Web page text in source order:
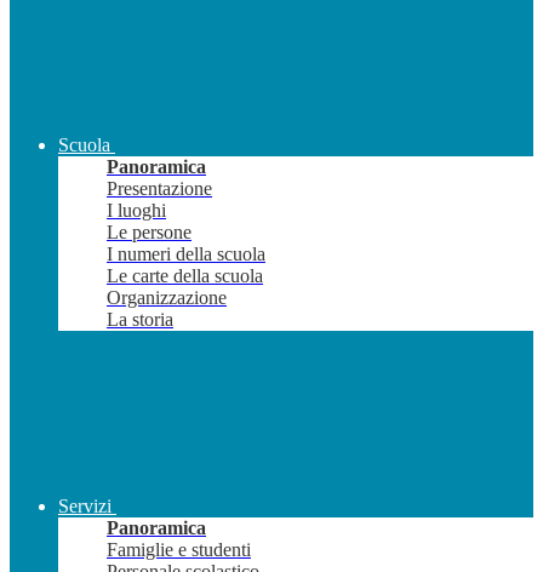
Scuola
Panoramica
Presentazione
I luoghi
Le persone
I numeri della scuola
Le carte della scuola
Organizzazione
La storia
Servizi
Panoramica
Famiglie e studenti